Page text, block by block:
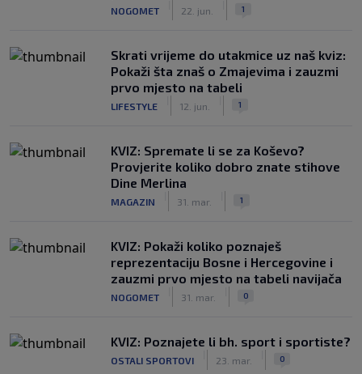
NOGOMET 22. jun. 1
Skrati vrijeme do utakmice uz naš kviz:
Pokaži šta znaš o Zmajevima i zauzmi
prvo mjesto na tabeli
LIFESTYLE 12. jun. 1
KVIZ: Spremate li se za Koševo?
Provjerite koliko dobro znate stihove
Dine Merlina
MAGAZIN 31. mar. 1
KVIZ: Pokaži koliko poznaješ
reprezentaciju Bosne i Hercegovine i
zauzmi prvo mjesto na tabeli navijača
NOGOMET 31. mar. 0
KVIZ: Poznajete li bh. sport i sportiste?
OSTALI SPORTOVI 23. mar. 0